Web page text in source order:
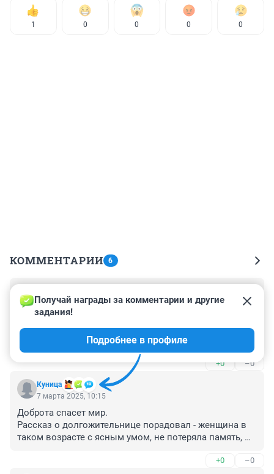
1 0 0 0 0
КОММЕНТАРИИ 6
28 марта 2025, 01:37
Статья ни о чем, неужели вы не могли подготовить
интересные вопросы этой женщине? Она столько
событий в жизни пережила, ещё в российской
империи родилась!
Журналистика сейчас как сортир
+0 –0
Куница
Получай награды за комментарии и другие
задания!
Подробнее в профиле
7 марта 2025, 10:15
Доброта спасет мир.
Рассказ о долгожительнице порадовал - женщина в
таком возрасте с ясным умом, не потеряла память,
+0 –0